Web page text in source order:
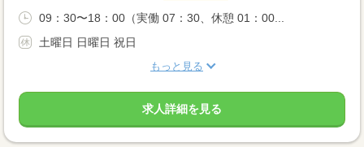
09：30〜18：00（実働 07：30、休憩 01：00...
土曜日 日曜日 祝日
もっと見る
求人詳細を見る